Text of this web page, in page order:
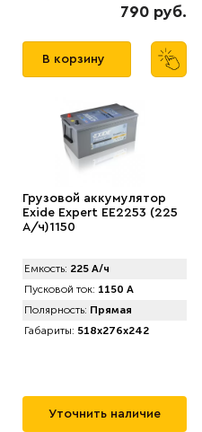
790 руб.
В корзину
Грузовой аккумулятор
Exide Expert EE2253 (225
А/ч)1150
Емкость: 225 А/ч
Пусковой ток: 1150 А
Полярность: Прямая
Габариты: 518x276x242
Уточнить наличие